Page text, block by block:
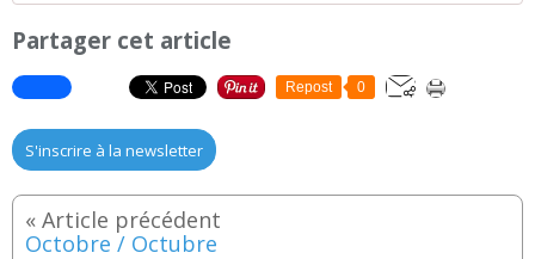
Partager cet article
Repost 0
S'inscrire à la newsletter
Octobre / Octubre